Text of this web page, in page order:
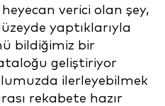
verici olan şey,
yaptıklarıyla
bildiğimiz bir
geliştiriyor
ilerleyebilmek
rekabete hazır